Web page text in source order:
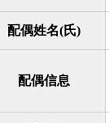
配偶姓名(氏)
配偶信息